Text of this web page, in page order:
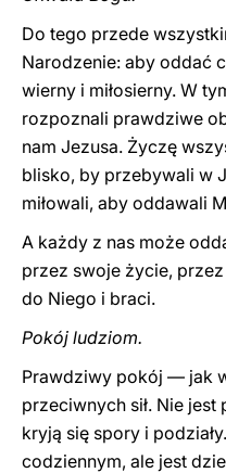
Do tego przede
Narodzenie: aby oddać
wierny i miłosierny. W
rozpoznali prawdziwe
nam Jezusa. Życzę
blisko, by przebywali w
miłowali, aby oddawali
A każdy z nas może
przez swoje życie,
do Niego i braci.
Pokój ludziom.
Prawdziwy pokój — jak
przeciwnych sił. Nie
kryją się spory i
codziennym, ale jest